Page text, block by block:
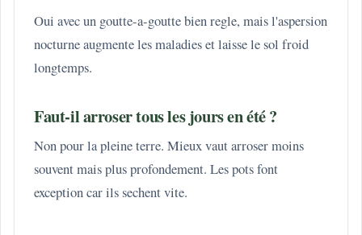
Oui avec un goutte-a-goutte bien regle, mais l'aspersion
nocturne augmente les maladies et laisse le sol froid
longtemps.
Faut-il arroser tous les jours en été ?
Non pour la pleine terre. Mieux vaut arroser moins
souvent mais plus profondement. Les pots font
exception car ils sechent vite.